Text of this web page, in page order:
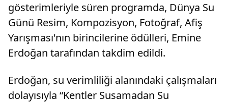
gösterimleriyle süren programda, Dünya Su
Günü Resim, Kompozisyon, Fotoğraf, Afiş
Yarışması'nın birincilerine ödülleri, Emine
Erdoğan tarafından takdim edildi.
Erdoğan, su verimliliği alanındaki çalışmaları
dolayısıyla “Kentler Susamadan Su